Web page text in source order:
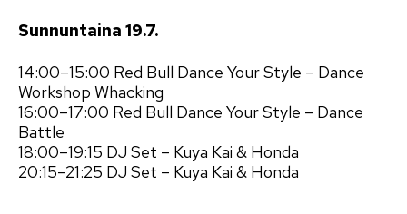
Sunnuntaina 19.7.
14:00–15:00 Red Bull Dance Your Style – Dance
Workshop Whacking
16:00–17:00 Red Bull Dance Your Style – Dance
Battle
18:00–19:15 DJ Set – Kuya Kai & Honda
20:15–21:25 DJ Set – Kuya Kai & Honda